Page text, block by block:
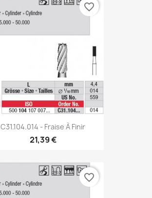
C31.104.014 - Fraise À Finir
21,39 €
favorite_border
favorite_border